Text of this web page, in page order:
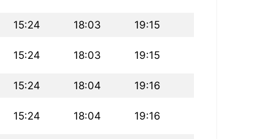
15:24 18:03 19:15
15:24 18:03 19:15
15:24 18:04 19:16
15:24 18:04 19:16